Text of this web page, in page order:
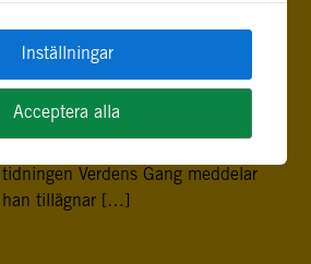
mottagare av Nobels fredspris
priset för sin hårda kamp mot
Verdens Gang meddelar
tillägnar […]
Inställningar
Acceptera alla